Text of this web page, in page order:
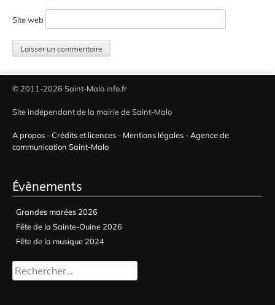
Site web
© 2011-2026 Saint-Malo info.fr
Site indépendant de la mairie de Saint-Malo
A propos -Crédits et licences - Mentions légales -Agence de
communication Saint-Malo
Évènements
Grandes marées 2026
Fête de la Sainte-Ouine 2026
Fête de la musique 2024
Rechercher :